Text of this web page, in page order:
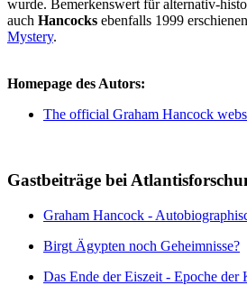
wurde. Bemerkenswert für alternativ-
auch Hancocks ebenfalls 1999
Mystery.
Homepage des Autors:
The official Graham Hancock
Gastbeiträge bei
Graham Hancock -
Birgt Ägypten noch Geheimnisse?
Das Ende der Eiszeit - Epoche der